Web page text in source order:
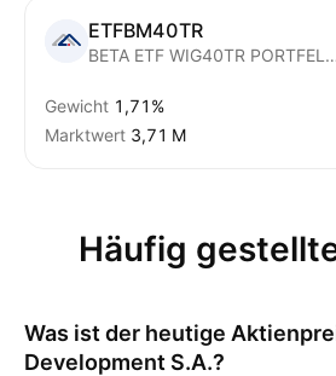
ETFBM40TR
BETA ETF WIG40TR PORTFELOWY FUNDUSZ INWESTYCYJNY ZAMKNIETY A
Gewicht 1,71%
Marktwert ‪3,71 M‬
Häufig
Was ist der heutige
Development S.A.?